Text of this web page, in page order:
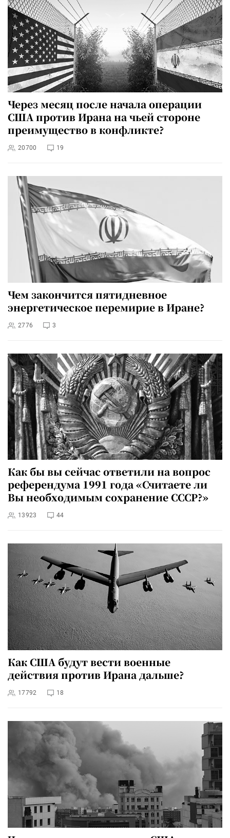
Через месяц после начала операции
США против Ирана на чьей стороне
преимущество в конфликте?
20700 19
Чем закончится пятидневное
энергетическое перемирие в Иране?
2776 3
Как бы вы сейчас ответили на вопрос
референдума 1991 года «Считаете ли
Вы необходимым сохранение СССР?»
13923 44
Как США будут вести военные
действия против Ирана дальше?
17792 18